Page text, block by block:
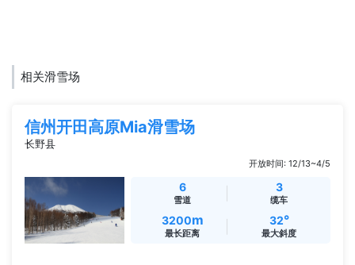
相关滑雪场
信州开田高原Mia滑雪场
长野县
开放时间: 12/13~4/5
6
雪道
3
缆车
3200m
最长距离
32°
最大斜度